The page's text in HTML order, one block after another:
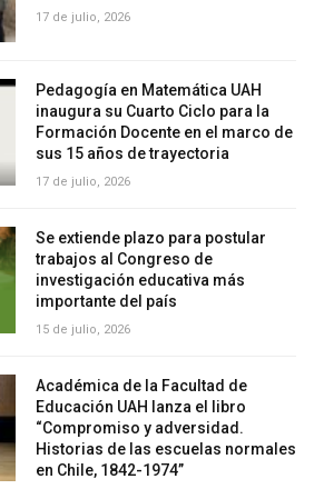
17 de julio, 2026
Pedagogía en Matemática UAH
inaugura su Cuarto Ciclo para la
Formación Docente en el marco de
sus 15 años de trayectoria
17 de julio, 2026
Se extiende plazo para postular
trabajos al Congreso de
investigación educativa más
importante del país
15 de julio, 2026
Académica de la Facultad de
Educación UAH lanza el libro
“Compromiso y adversidad.
Historias de las escuelas normales
en Chile, 1842-1974”